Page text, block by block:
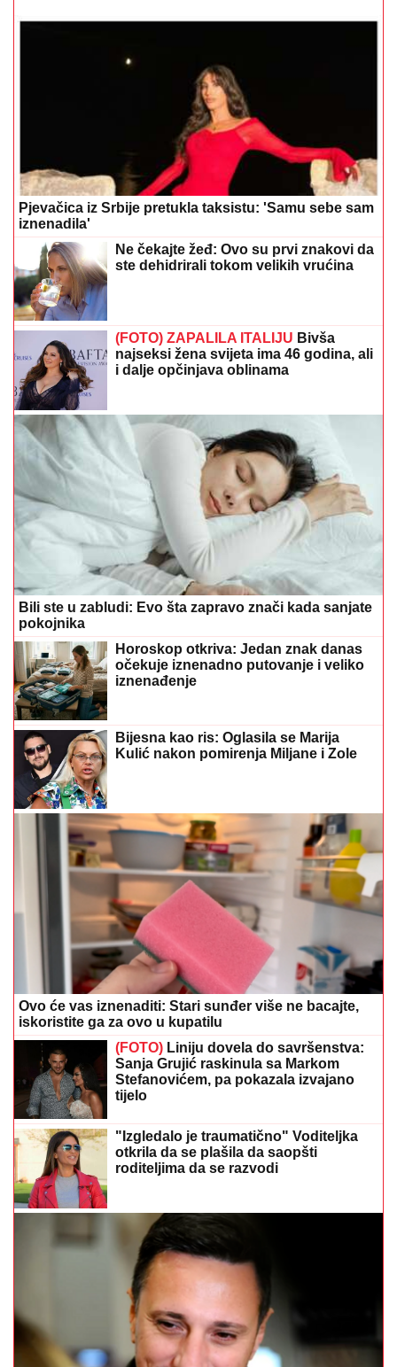
Pjevačica iz Srbije pretukla taksistu: 'Samu sebe sam
Ne čekajte žeđ: Ovo su prvi znakovi da
ste dehidrirali tokom velikih vrućina
(FOTO) ZAPALILA ITALIJUBivša
najseksi žena svijeta ima 46 godina, ali
Bili ste u zabludi: Evo šta zapravo znači kada sanjate
pokojnika
Horoskop otkriva: Jedan znak danas
očekuje iznenadno putovanje i veliko
iznenađenje
Bijesna kao ris: Oglasila se Marija
Kulić nakon pomirenja Miljane i Zole
Ovo će vas iznenaditi: Stari sunđer više ne bacajte,
iskoristite ga za ovo u kupatilu
(FOTO) Liniju dovela do savršenstva:
Sanja Grujić raskinula sa Markom
Stefanovićem, pa pokazala izvajano
tijelo
"Izgledalo je traumatično" Voditeljka
otkrila da se plašila da saopšti
roditeljima da se razvodi
"To je samo prevara" Glumac smršao 20 kilograma,
pa otkrio kako mu je to pošlo za rukom
Automobil potpuno uništen: Tea
Tairović sa suprugom doživjela
saobraćajku u Crnoj Gori